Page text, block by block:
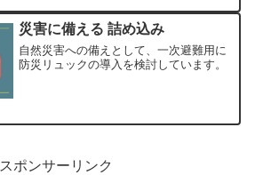
災害に備える 詰め込み
自然災害への備えとして、一次避難用に
防災リュックの導入を検討しています。
スポンサーリンク